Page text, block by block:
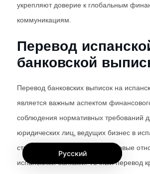
укрепляют доверие к глобальным
коммуникациям.
Перевод
банковской
Перевод банковских выписок на
является важным аспектом
соблюдения нормативных требований
юридических лиц, ведущих бизнес в
странах или имеющих финансовые
испанскими банками. Точный перевод
Русский